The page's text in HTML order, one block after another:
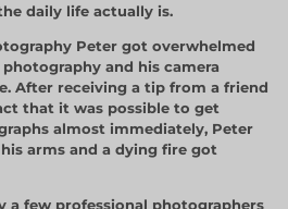
daily life actually is.
Peter got overwhelmed
and his camera
After receiving a tip from a friend
that it was possible to get
almost immediately, Peter
arms and a dying fire got
a few professional photographers